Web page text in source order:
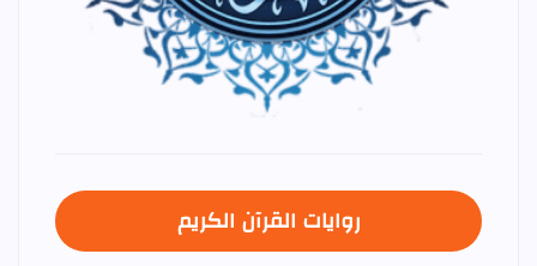
روايات القرآن الكريم